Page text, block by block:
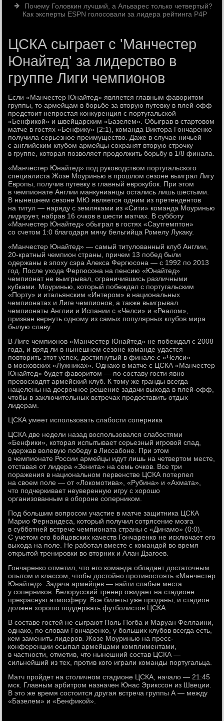
Почему Головкин лучший, а Альварес только четвертый?
Как эксперты ESPN голосовали за лидера рейтинга P4P
ЦСКА сыграет с 'Манчестер
Юнайтед' за лидерство в
группе Лиги чемпионов
Если «Манчестер Юнайтед» является главным фаворитом
группы, то армейцам в борьбе за вторую путевку в плей-офф
предстоит непростая конкуренция с португальской
«Бенфикой» и швейцарским «Базелем». Обыграв в стартовом
матче в гостях «Бенфику» (2:1), команда Виктора Гончаренко
получила серьезное преимущество. Даже в случае ничьей
с английским клубом армейцы сохранят вторую строчку
в группе, которая позволяет продолжить борьбу в 1/8 финала.
«Манчестер Юнайтед» под руководством португальского
специалиста Жозе Моуринью в прошлом сезоне выиграл Лигу
Европы, получив путевку в главный еврокубок. При этом
в чемпионате Англии манкунианцы остались лишь шестыми.
В нынешнем сезоне МЮ является одним из претендентов
на титул — наряду с земляками из «Сити» команда Моуринью
лидирует, набрав 16 очков в шести матчах. В субботу
«Манчестер Юнайтед» обыграл в гостях «Саутгемптон»
со счетом 1:0 благодаря мячу бельгийца Ромелу Лукаку.
«Манчестер Юнайтед» — самый титулованный клуб Англии,
20-кратный чемпион страны, причем 13 побед были
одержаны в эпоху сэра Алекса Фергюсона — с 1992 по 2013
год. После ухода Фергюсона на пенсию «Юнайтед»
чемпионат не выигрывал, ограничившись различными
кубками. Моуринью, который побеждал с португальским
«Порту» и итальянским «Интером» в национальных
чемпионатах и Лиге чемпионов, а также выигрывал
чемпионаты Англии и Испании с «Челси» и «Реалом»,
призван вернуть одному из самых популярных клубов мира
былую славу.
В Лиге чемпионов «Манчестер Юнайтед» не побеждал с 2008
года, и вряд ли в нынешнем сезоне команде удастся
повторить этот успех, достигнутый в финале с «Челси»
в московских «Лужниках». Однако в матче с ЦСКА «Манчестер
Юнайтед» будет фаворитом — по составу гости явно
превосходят армейский клуб. К тому же гранды всегда
нацелены на досрочное решение задачи выхода в плей-офф,
чтобы в заключительных встречах предоставить отдых
лидерам.
ЦСКА умеет использовать слабости соперника
ЦСКА две недели назад воспользовался слабостями
«Бенфики», которая испытывает серьезный игровой спад,
одержав волевую победу в Лиссабоне. При этом
в чемпионате России армейцы идут лишь на четвертом месте,
отставая от лидера «Зенита» на семь очков. Все три
поражения в национальном первенстве ЦСКА потерпел
на своем поле — от «Локомотива», «Рубина» и «Ахмата»,
что подчеркивает неуверенную игру с хорошо
организованным в обороне соперником.
Под большим вопросом участие в матче защитника ЦСКА
Марио Фернандеса, который получил сотрясение мозга
в субботней встрече чемпионата страны с «Динамо» (0:0).
С учетом его бойцовских качеств Гончаренко не исключает его
выхода на поле. Не работал вместе с командой во время
открытой тренировки во вторник и Алан Дзагоев.
Гончаренко отметил, что его команда обладает достаточным
опытом и классом, чтобы достойно противостоять «Манчестер
Юнайтед». Задача армейцев — найти слабые места
у соперников. Белорусский тренер ожидает на стадионе
прекрасную атмосферу. Все билеты уже проданы, и стадион
должен хорошо поддержать футболистов ЦСКА.
В составе гостей не сыграют Поль Погба и Маруан Феллаини,
однако, по словам Гончаренко, у больших клубов всегда есть,
кем заменить лидеров. Жозе Моуринью на пресс-
конференции осыпал армейцами комплиментами,
в частности, отметив, что нынешний состав ЦСКА —
сильнейший из тех, против кого играли команды португальца.
Матч пройдет на столичном стадионе ЦСКА, начало — 21:45
мск. Главным арбитром назначен Юнас Эрикссон из Швеции.
В это же время состоится другая встреча группы А — между
«Базелем» и «Бенфикой».